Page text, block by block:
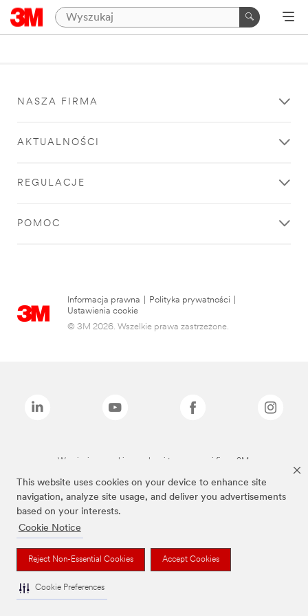
This website uses cookies on your device to enhance site
navigation, analyze site usage, and deliver you advertisements
based on your interests.
Cookie Notice
Reject Non-Essential Cookies Accept Cookies
Cookie Preferences
NASZA FIRMA
AKTUALNOŚCI
REGULACJE
POMOC
Informacja prawna Polityka prywatności
Ustawienia cookie
© 3M 2026. Wszelkie prawa zastrzeżone.
Wymienione marki są znakami towarowymi firmy 3M.